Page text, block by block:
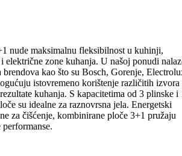
nude maksimalnu fleksibilnost u kuhinji,
električne zone kuhanja. U našoj ponudi
brendova kao što su Bosch, Gorenje,
istovremeno korištenje različitih izvora
kuhanja. S kapacitetima od 3 plinske i
su idealne za raznovrsna jela. Energetski
za čišćenje, kombinirane ploče 3+1 pružaju